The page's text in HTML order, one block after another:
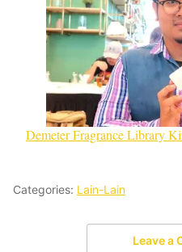
Demeter Fragrance Library
Categories: Lain-Lain
Leave a